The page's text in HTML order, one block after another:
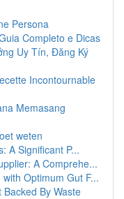
Persona
Completo e Dicas
Uy Tín, Đăng Ký
Incontournable
Memasang
weten
A Significant P...
A Comprehe...
Optimum Gut F...
By Waste